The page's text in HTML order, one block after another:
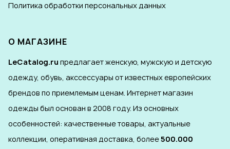
Политика обработки персональных данных
О МАГАЗИНЕ
LeCatalog.ru предлагает женскую, мужскую и детскую
одежду, обувь, акссессуары от известных европейских
брендов по приемлемым ценам. Интернет магазин
одежды был основан в 2008 году. Из основных
особенностей: качественные товары, актуальные
коллекции, оперативная доставка, более500.000